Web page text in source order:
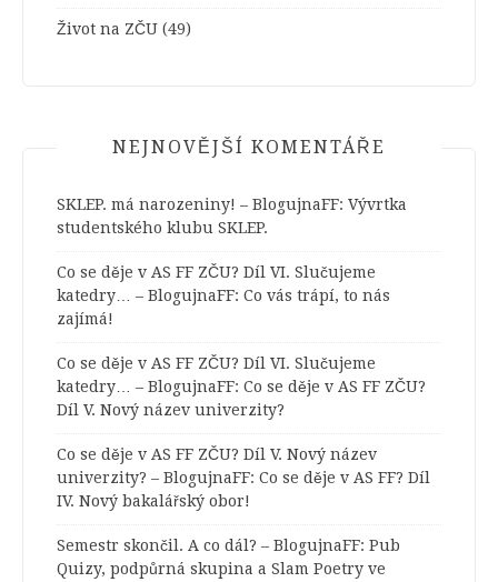
Život na ZČU (49)
NEJNOVĚJŠÍ KOMENTÁŘE
SKLEP. má narozeniny! – BlogujnaFF: Vývrtka
studentského klubu SKLEP.
Co se děje v AS FF ZČU? Díl VI. Slučujeme
katedry… – BlogujnaFF: Co vás trápí, to nás
zajímá!
Co se děje v AS FF ZČU? Díl VI. Slučujeme
katedry… – BlogujnaFF: Co se děje v AS FF ZČU?
Díl V. Nový název univerzity?
Co se děje v AS FF ZČU? Díl V. Nový název
univerzity? – BlogujnaFF: Co se děje v AS FF? Díl
IV. Nový bakalářský obor!
Semestr skončil. A co dál? – BlogujnaFF: Pub
Quizy, podpůrná skupina a Slam Poetry ve